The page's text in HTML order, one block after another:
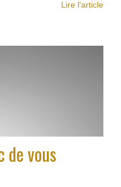
Lire l'article
de vous